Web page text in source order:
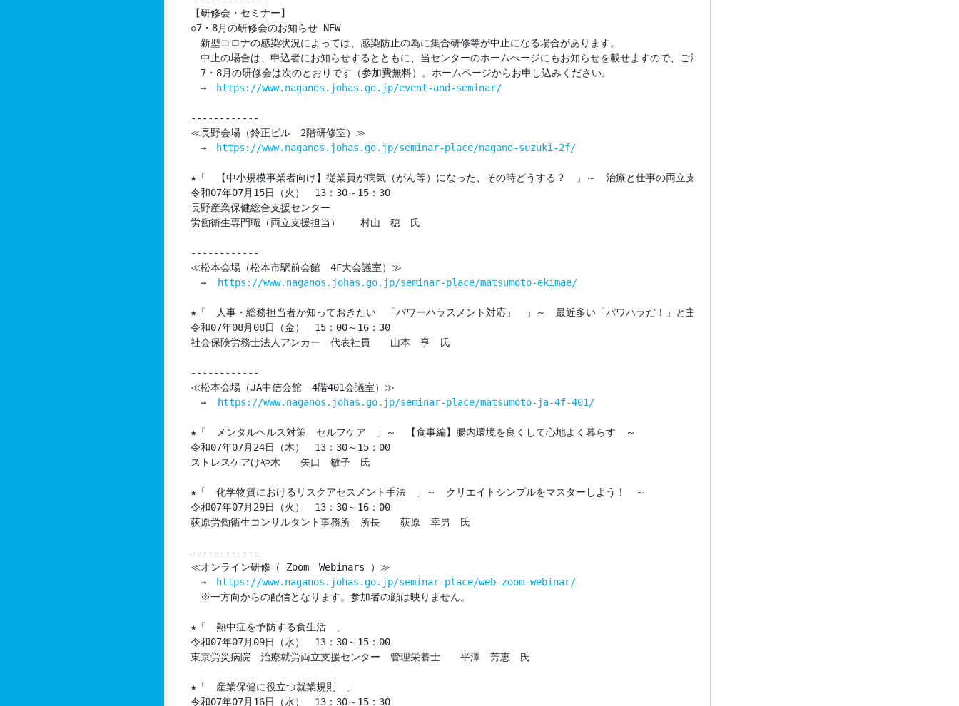
【研修会・セミナー】
◇7・8月の研修会のお知らせ NEW
新型コロナの感染状況によっては、感染防止の為に集合研修等が中止になる場合があります。
中止の場合は、申込者にお知らせするとともに、当センターのホームぺージにもお知らせを載せますので、ご注意をお願いします。
7・8月の研修会は次のとおりです（参加費無料）。ホームページからお申し込みください。
→
https://www.naganos.johas.go.jp/event-and-seminar/
------------
≪長野会場（鈴正ビル　2階研修室）≫
→
https://www.naganos.johas.go.jp/seminar-place/nagano-suzuki-2f/
★「　【中小規模事業者向け】従業員が病気（がん等）になった、その時どうする？　」～　治療と仕事の両立支援の進め方　～
令和07年07月15日（火）　13：30～15：30
長野産業保健総合支援センター
労働衛生専門職（両立支援担当）　　村山　穂　氏
------------
≪松本会場（松本市駅前会館　4F大会議室）≫
→
https://www.naganos.johas.go.jp/seminar-place/matsumoto-ekimae/
★「　人事・総務担当者が知っておきたい　「パワーハラスメント対応」　」～　最近多い「パワハラだ！」と主張してくる社員にどう対応するか？　～
令和07年08月08日（金）　15：00～16：30
社会保険労務士法人アンカー　代表社員　　山本　亨　氏
------------
≪松本会場（JA中信会館　4階401会議室）≫
→
https://www.naganos.johas.go.jp/seminar-place/matsumoto-ja-4f-401/
★「　メンタルヘルス対策　セルフケア　」～　【食事編】腸内環境を良くして心地よく暮らす　～
令和07年07月24日（木）　13：30～15：00
ストレスケアけや木　　矢口　敏子　氏
★「　化学物質におけるリスクアセスメント手法　」～　クリエイトシンプルをマスターしよう！　～
令和07年07月29日（火）　13：30～16：00
荻原労働衛生コンサルタント事務所　所長　　荻原　幸男　氏
------------
≪オンライン研修（ Zoom　Webinars ）≫
→
https://www.naganos.johas.go.jp/seminar-place/web-zoom-webinar/
※一方向からの配信となります。参加者の顔は映りません。
★「　熱中症を予防する食生活　」
令和07年07月09日（水）　13：30～15：00
東京労災病院　治療就労両立支援センター　管理栄養士　　平澤　芳恵　氏
★「　産業保健に役立つ就業規則　」
令和07年07月16日（水）　13：30～15：30